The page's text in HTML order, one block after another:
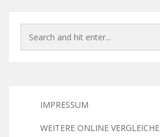
IMPRESSUM
WEITERE ONLINE VERGLEICHE